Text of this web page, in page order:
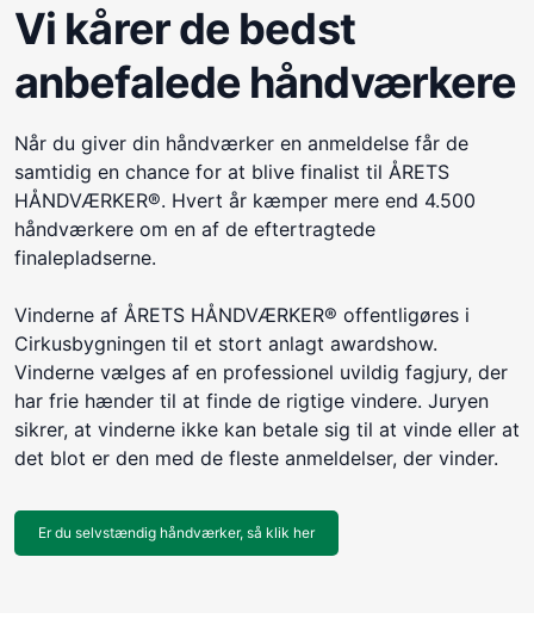
Vi kårer de bedst
anbefalede håndværkere
Når du giver din håndværker en anmeldelse får de
samtidig en chance for at blive finalist til ÅRETS
HÅNDVÆRKER®. Hvert år kæmper mere end 4.500
håndværkere om en af de eftertragtede
finalepladserne.
Vinderne af ÅRETS HÅNDVÆRKER® offentligøres i
Cirkusbygningen til et stort anlagt awardshow.
Vinderne vælges af en professionel uvildig fagjury, der
har frie hænder til at finde de rigtige vindere. Juryen
sikrer, at vinderne ikke kan betale sig til at vinde eller at
det blot er den med de fleste anmeldelser, der vinder.
Er du selvstændig håndværker, så klik her